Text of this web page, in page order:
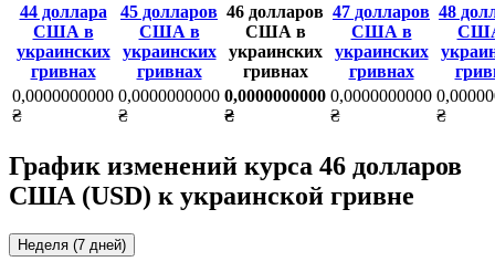
44 доллара
США в
украинских
гривнах
45 долларов
США в
украинских
гривнах
46 долларов
США в
украинских
гривнах
47 долларов
США в
украинских
гривнах
48
0,0000000000
₴
0,0000000000
₴
0,0000000000
₴
0,0000000000
₴
₴
График изменений курса 46 долларов
США (USD) к украинской гривне
Неделя (7 дней)